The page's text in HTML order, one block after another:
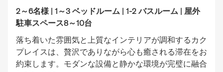
2～6名様 | 1～3 ベッドルーム | 1-2 バスルーム | 屋外
駐車スペース8～10台
落ち着いた雰囲気と上質なインテリアが調和するカク
プレイスは、贅沢でありながら心も癒される滞在をお
約束します。モダンな設備と静かな環境が完璧に融合